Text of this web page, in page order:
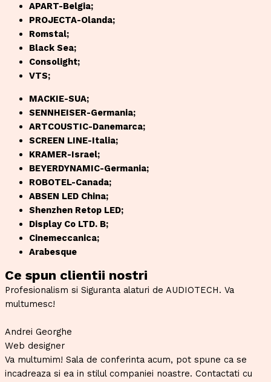
APART-Belgia;
PROJECTA-Olanda;
Romstal;
Black Sea;
Consolight;
VTS;
MACKIE-SUA;
SENNHEISER-Germania;
ARTCOUSTIC-Danemarca;
SCREEN LINE-Italia;
KRAMER-Israel;
BEYERDYNAMIC-Germania;
ROBOTEL-Canada;
ABSEN LED China;
Shenzhen Retop LED;
Display Co LTD. B;
Cinemeccanica;
Arabesque
Ce spun clientii nostri
Profesionalism si Siguranta alaturi de AUDIOTECH. Va
multumesc!
Andrei Georghe
Web designer
Va multumim! Sala de conferinta acum, pot spune ca se
incadreaza si ea in stilul companiei noastre. Contactati cu